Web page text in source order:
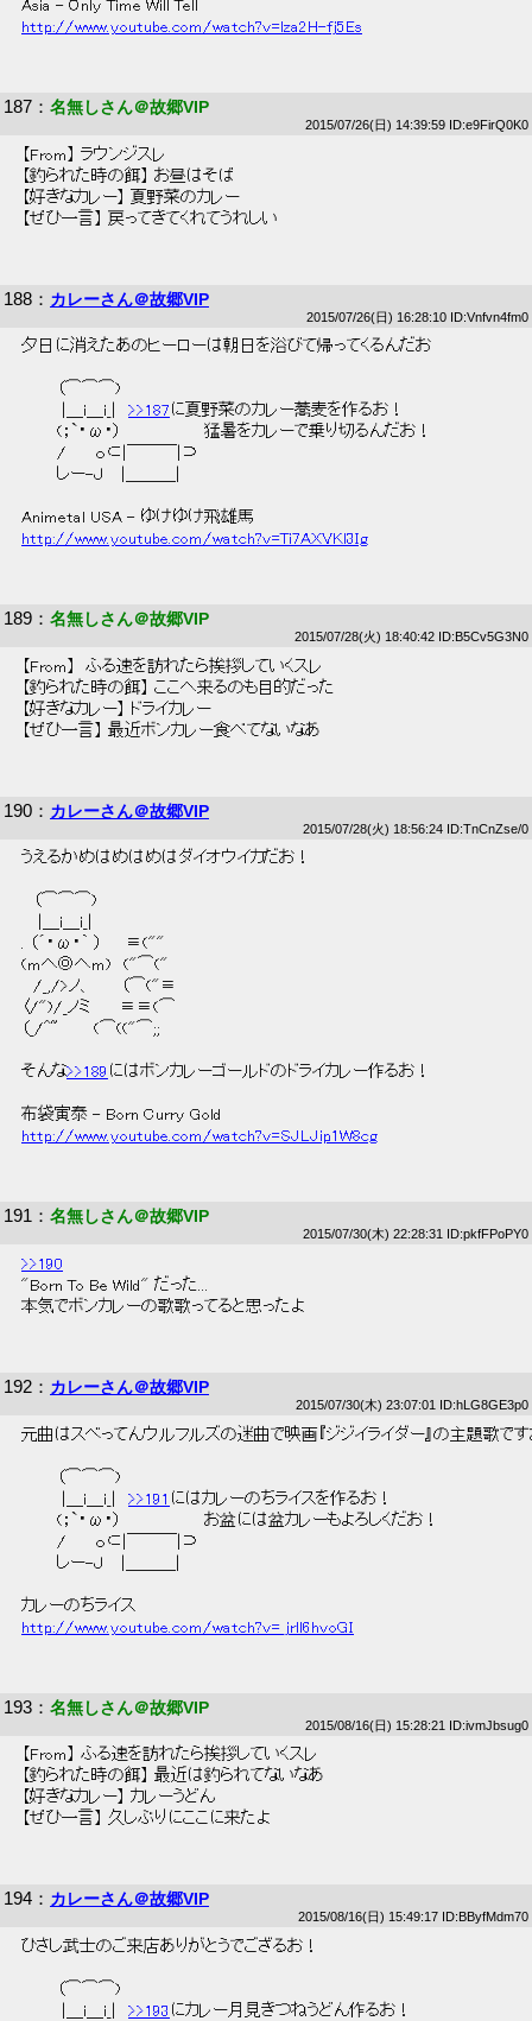
Asia - Only Time Will Tell
http://www.youtube.com/watch?v=lza2H-fj5Es
187 ： 名無しさん＠故郷VIP
2015/07/26(日) 14:39:59 ID:e9FirQ0K0
【From】 ラウンジスレ
【釣られた時の餌】 お昼はそば
【好きなカレー】 夏野菜のカレー
【ぜひ一言】 戻ってきてくれてうれしい
188 ： カレーさん＠故郷VIP
2015/07/26(日) 16:28:10 ID:Vnfvn4fm0
夕日に消えたあのヒーローは朝日を浴びて帰ってくるんだお
（⌒⌒⌒)
|＿i＿i_| >>187 に夏野菜のカレー蕎麦を作るお！
(；`・ω・）　　　　　　　猛暑をカレーで乗り切るんだお！
/　　 ｏ⊂|￣￣￣|⊃
しー-Ｊ　 |＿＿＿|
Animetal USA - ゆけゆけ飛雄馬
http://www.youtube.com/watch?v=Ti7AXVKl3Ig
189 ： 名無しさん＠故郷VIP
2015/07/28(火) 18:40:42 ID:B5Cv5G3N0
【From】  ふる速を訪れたら挨拶していくスレ
【釣られた時の餌】 ここへ来るのも目的だった
【好きなカレー】 ドライカレー
【ぜひ一言】 最近ボンカレー食べてないなあ
190 ： カレーさん＠故郷VIP
2015/07/28(火) 18:56:24 ID:TnCnZse/0
うえるかめはめはめはダイオウイカだお！
（⌒⌒⌒)
|＿i＿i_|
. （´・ω・｀ ）　　≡(""
(mへ◎へm)　("⌒("
/_,/>ノ、　　 （⌒("≡
〈/")/_ノミ　　 ≡≡(⌒
（_/^~　　　(⌒(("⌒;;
そんな>>189 にはボンカレーゴールドのドライカレー作るお！
布袋寅泰 - Born Curry Gold
http://www.youtube.com/watch?v=SJLJip1W8cg
191 ： 名無しさん＠故郷VIP
2015/07/30(木) 22:28:31 ID:pkfFPoPY0
>>190
"Born To Be Wild" だった...
本気でボンカレーの歌歌ってると思ったよ
192 ： カレーさん＠故郷VIP
2015/07/30(木) 23:07:01 ID:hLG8GE3p0
元曲はスベってんウルフルズの迷曲で映画『ジジイライダー』の主題歌で
（⌒⌒⌒)
|＿i＿i_| >>191 にはカレーのちライスを作るお！
(；`・ω・）　　　　　　　お盆には盆カレーもよろしくだお！
/　　 ｏ⊂|￣￣￣|⊃
しー-Ｊ　 |＿＿＿|
カレーのちライス
http://www.youtube.com/watch?v=_jrll6hvoGI
193 ： 名無しさん＠故郷VIP
2015/08/16(日) 15:28:21 ID:ivmJbsug0
【From】 ふる速を訪れたら挨拶していくスレ
【釣られた時の餌】 最近は釣られてないなあ
【好きなカレー】 カレーうどん
【ぜひ一言】 久しぶりにここに来たよ
194 ： カレーさん＠故郷VIP
2015/08/16(日) 15:49:17 ID:BByfMdm70
ひさし武士のご来店ありがとうでござるお！
（⌒⌒⌒)
|＿i＿i_| >>193 にカレー月見きつねうどん作るお！